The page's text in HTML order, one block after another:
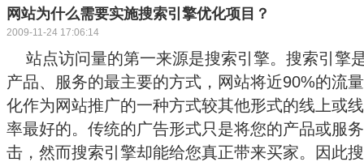
网站为什么需要实施搜索引擎优化项目？
2009-11-24 17:06:14
站点访问量的第一来源是搜索引擎。搜索引擎
产品、服务的最主要的方式，网站将近90%的流
化作为网站推广的一种方式较其他形式的线上或
率最好的。传统的广告形式只是将您的产品或服
击，然而搜索引擎却能给您真正带来买家。因此